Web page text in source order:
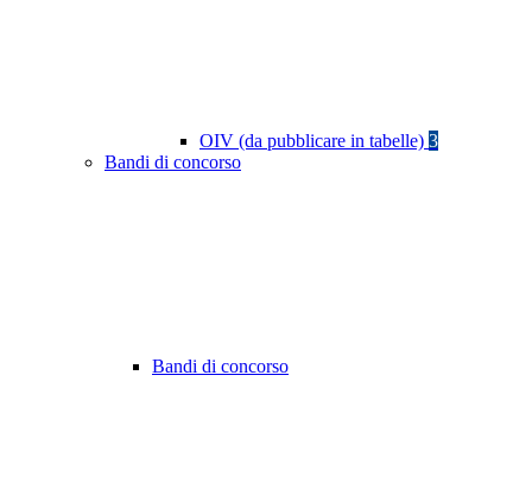
OIV (da pubblicare in tabelle) 3
Bandi di concorso
Bandi di concorso